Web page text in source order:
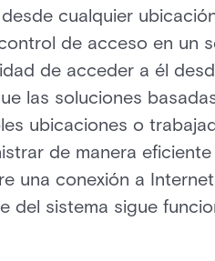
cualquier
de acceso en un
de acceder a él
las soluciones
ubicaciones o
de manera
una conexión a
del sistema sigue